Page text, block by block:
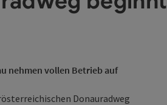
nehmen vollen Betrieb auf
Donauradweg